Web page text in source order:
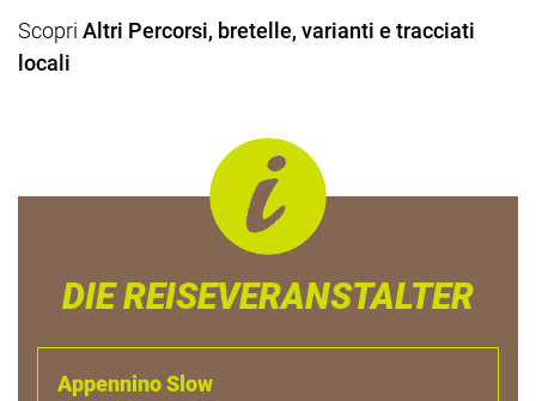
Scopri Altri Percorsi, bretelle, varianti e tracciati
locali
DIE REISEVERANSTALTER
Appennino Slow